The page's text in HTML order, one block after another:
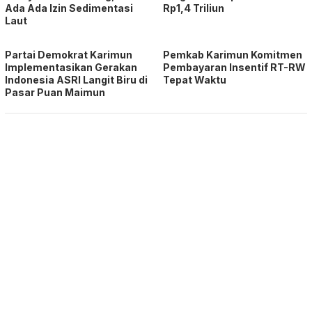
Ada Ada Izin Sedimentasi
Laut
Rp1,4 Triliun
Partai Demokrat Karimun
Implementasikan Gerakan
Indonesia ASRI Langit Biru di
Pasar Puan Maimun
Pemkab Karimun Komitmen
Pembayaran Insentif RT-RW
Tepat Waktu